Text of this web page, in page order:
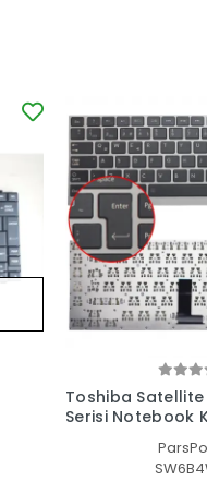
Toshiba Satellite
Serisi Notebook Klavye